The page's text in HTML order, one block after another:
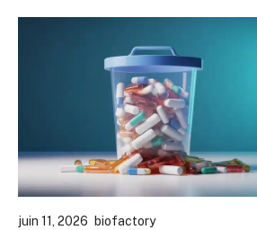
juin 11, 2026 biofactory